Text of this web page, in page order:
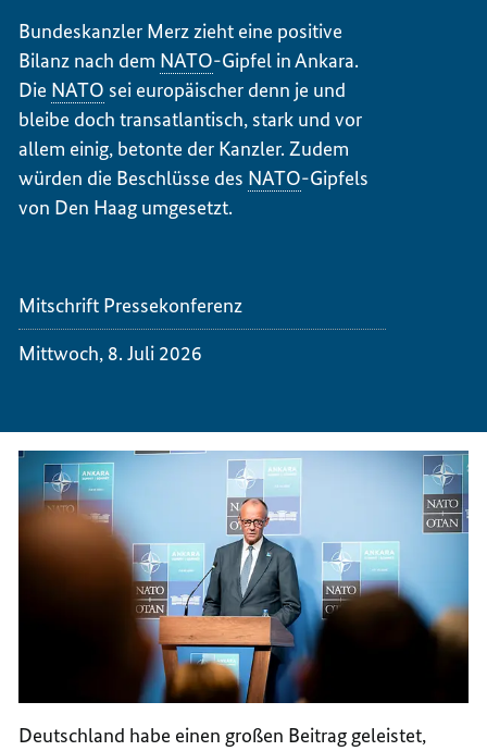
Bundeskanzler Merz zieht eine positive
Bilanz nach dem NATO-Gipfel in Ankara.
Die NATO sei europäischer denn je und
bleibe doch transatlantisch, stark und vor
allem einig, betonte der Kanzler. Zudem
würden die Beschlüsse des NATO-Gipfels
von Den Haag umgesetzt.
Mitschrift Pressekonferenz
Mittwoch, 8. Juli 2026
Deutschland habe einen großen Beitrag geleistet,